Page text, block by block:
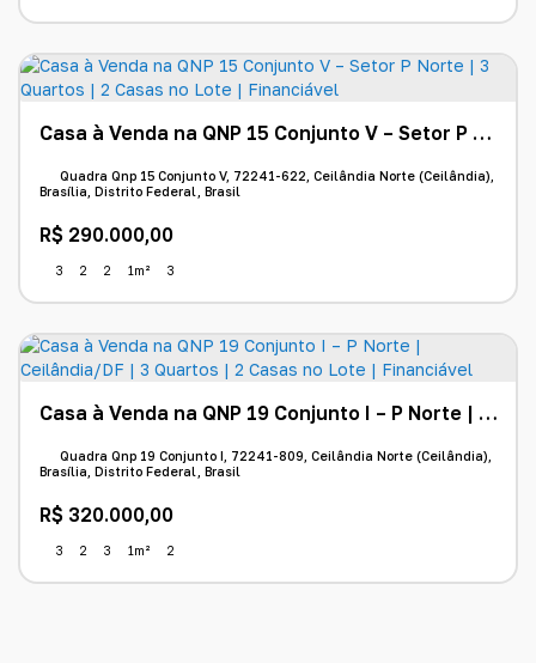
Casa à Venda na QNP 15 Conjunto V – Setor P Norte | 3 Quartos | 2 Casas no Lote | Financiável
R$ 290.000,00
Quadra Qnp 15 Conjunto V, 72241-622, Ceilândia Norte (Ceilândia),
Brasília, Distrito Federal, Brasil
3 2 2 1m² 3
Casa à Venda na QNP 19 Conjunto I – P Norte | Ceilândia/DF | 3 Quartos | 2 Casas no Lote | Financiável
R$ 320.000,00
Quadra Qnp 19 Conjunto I, 72241-809, Ceilândia Norte (Ceilândia),
Brasília, Distrito Federal, Brasil
3 2 3 1m² 2